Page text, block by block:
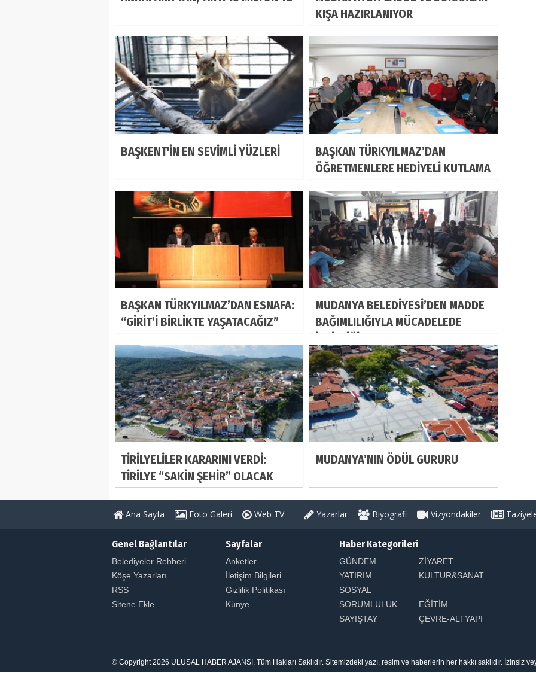
KIŞA HAZIRLANIYOR
BAŞKENT'İN EN SEVİMLİ YÜZLERİ
BAŞKAN TÜRKYILMAZ’DAN
ÖĞRETMENLERE HEDİYELİ KUTLAMA
BAŞKAN TÜRKYILMAZ’DAN ESNAFA:
“GİRİT’İ BİRLİKTE YAŞATACAĞIZ”
MUDANYA BELEDİYESİ’DEN MADDE
BAĞIMLILIĞIYLA MÜCADELEDE
TİRİLYELİLER KARARINI VERDİ:
TİRİLYE “SAKİN ŞEHİR” OLACAK
MUDANYA’NIN ÖDÜL GURURU
Ana Sayfa Foto Galeri Web TV Yazarlar Biyografi Vizyondakiler
Genel Bağlantılar
Belediyeler Rehberi
Köşe Yazarları
RSS
Sitene Ekle
Sayfalar
Anketler
İletişim Bilgileri
Gizlilik Politikası
Künye
Haber Kategorileri
GÜNDEM
ZİYARET
YATIRIM
KULTUR&SANAT
SOSYAL
SORUMLULUK
EĞİTİM
SAYIŞTAY
ÇEVRE-ALTYAPI
© Copyright 2026 ULUSAL HABER AJANSI. Tüm Hakları Saklıdır. Sitemizdeki yazı, resim ve haberlerin her hakkı saklıdır. İzinsiz